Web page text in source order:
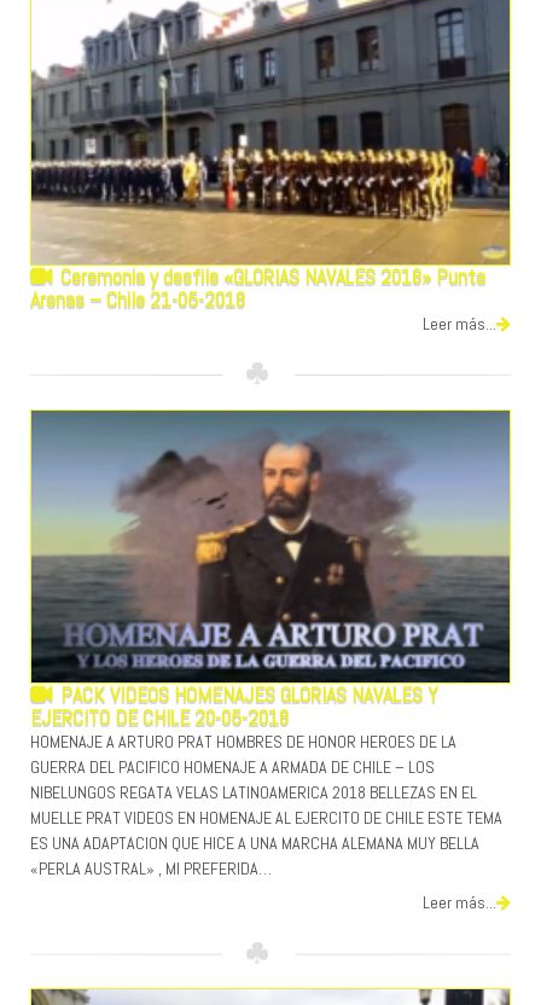
Ceremonia y desfile «GLORIAS NAVALES 2018» Punta
Arenas – Chile 21-05-2018
Leer más...
PACK VIDEOS HOMENAJES GLORIAS NAVALES Y
EJERCITO DE CHILE 20-05-2018
HOMENAJE A ARTURO PRAT HOMBRES DE HONOR HEROES DE LA
GUERRA DEL PACIFICO HOMENAJE A ARMADA DE CHILE – LOS
NIBELUNGOS REGATA VELAS LATINOAMERICA 2018 BELLEZAS EN EL
MUELLE PRAT VIDEOS EN HOMENAJE AL EJERCITO DE CHILE ESTE TEMA
ES UNA ADAPTACION QUE HICE A UNA MARCHA ALEMANA MUY BELLA
«PERLA AUSTRAL» , MI PREFERIDA…
Leer más...